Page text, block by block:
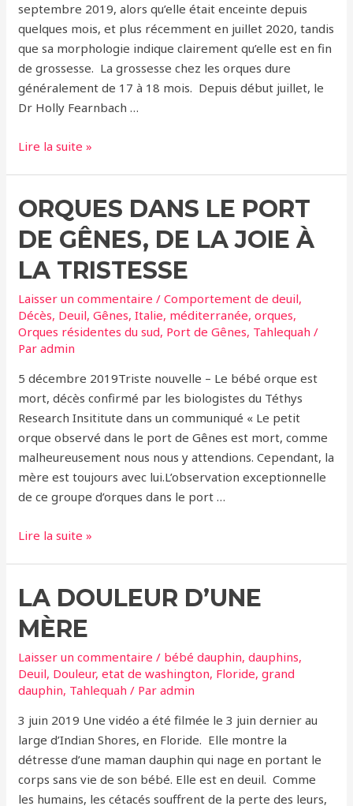
septembre 2019, alors qu’elle était enceinte depuis
quelques mois, et plus récemment en juillet 2020, tandis
que sa morphologie indique clairement qu’elle est en fin
de grossesse. La grossesse chez les orques dure
généralement de 17 à 18 mois. Depuis début juillet, le
Dr Holly Fearnbach …
Orques
Sud
Racer
(L72)
est
enceinte
!
Lire la suite »
ORQUES DANS LE PORT
DE GÊNES, DE LA JOIE À
LA TRISTESSE
Laisser un commentaire /Comportement de deuil,
Décès, Deuil,Gênes,Italie, méditerranée,orques,
Orques résidentes du sud, Port de Gênes, Tahlequah /
Paradmin
5 décembre 2019Triste nouvelle – Le bébé orque est
mort, décès confirmé par les biologistes du Téthys
Research Insititute dans un communiqué « Le petit
orque observé dans le port de Gênes est mort, comme
malheureusement nous nous y attendions. Cependant, la
mère est toujours avec lui.L’observation exceptionnelle
de ce groupe d’orques dans le port …
Orques
port
Gênes,
de
la
joie
la
tristesse
Lire la suite »
LA DOULEUR D’UNE
MÈRE
Laisser un commentaire / bébé dauphin,dauphins,
Deuil, Douleur,etat de washington, Floride,grand
dauphin, Tahlequah / Paradmin
3 juin 2019 Une vidéo a été filmée le 3 juin dernier au
large d’Indian Shores, en Floride. Elle montre la
détresse d’une maman dauphin qui nage en portant le
corps sans vie de son bébé. Elle est en deuil. Comme
les humains, les cétacés souffrent de la perte des leurs,